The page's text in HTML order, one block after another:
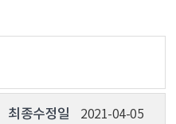
최종수정일 2021-04-05